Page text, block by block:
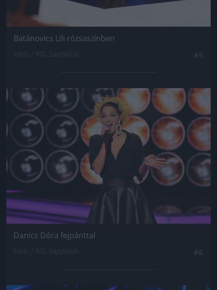
Batánovics Lili rózsaszínben
Jön még kép!
Danics Dóra fejpánttal